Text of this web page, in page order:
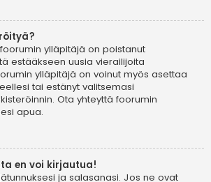
ylläpitäjä on poistanut
estääkseen uusia vierailijoita
ylläpitäjä on voinut myös asettaa
tai estänyt valitsemasi
Ota yhteyttä foorumin
apua.
en voi kirjautua!
ja salasanasi. Jos ne ovat